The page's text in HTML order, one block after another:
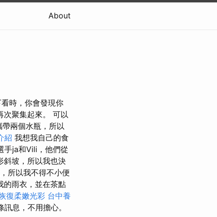
About
時，你會發現你
次聚集起來。 可以
兩個水瓶，所以
紹 我想我自己的食
手ja和Vili，他們從
斜坡，所以我也決
所以我不得不小便
的雨衣，並在茶點
復柔嫩光彩 台中養
息，不用擔心。